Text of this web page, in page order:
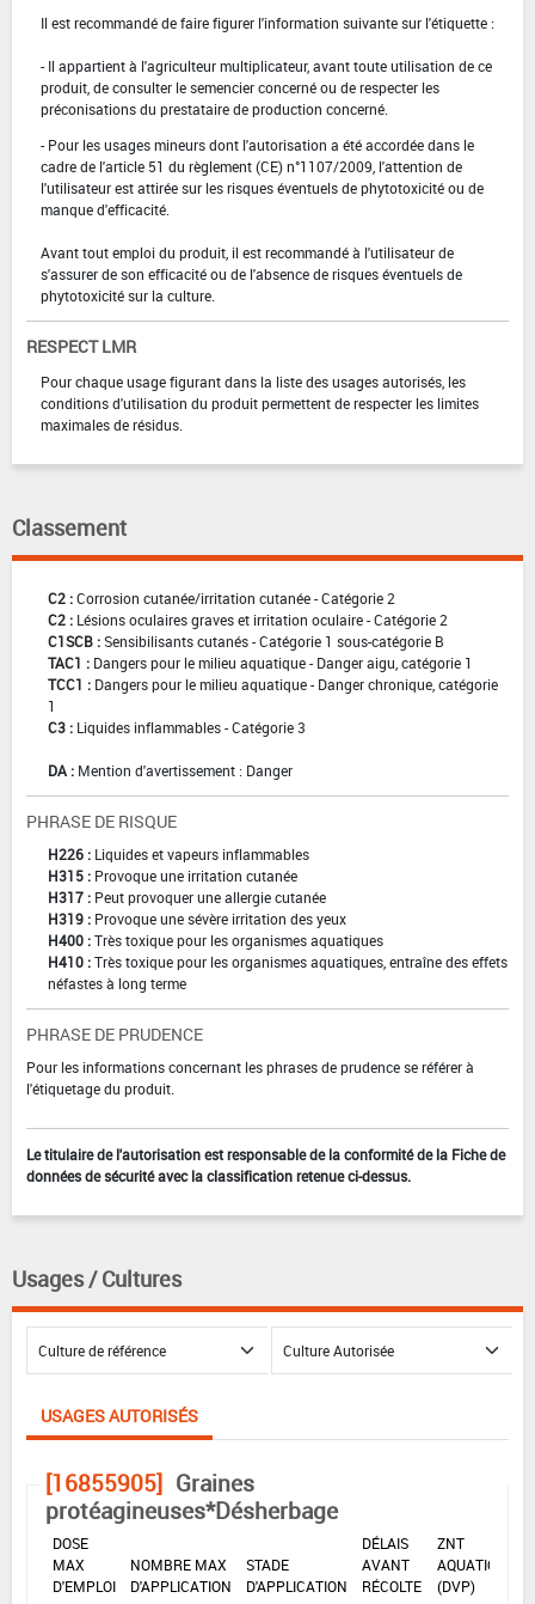
Il est recommandé de faire figurer l'information suivante sur l'étiquette :
- Il appartient à l'agriculteur multiplicateur, avant toute utilisation de ce
produit, de consulter le semencier concerné ou de respecter les
préconisations du prestataire de production concerné.
- Pour les usages mineurs dont l'autorisation a été accordée dans le
cadre de l'article 51 du règlement (CE) n°1107/2009, l'attention de
l'utilisateur est attirée sur les risques éventuels de phytotoxicité ou de
manque d'efficacité.
Avant tout emploi du produit, il est recommandé à l'utilisateur de
s'assurer de son efficacité ou de l'absence de risques éventuels de
phytotoxicité sur la culture.
RESPECT LMR
Pour chaque usage figurant dans la liste des usages autorisés, les
conditions d'utilisation du produit permettent de respecter les limites
maximales de résidus.
Classement
C2 :Corrosion cutanée/irritation cutanée - Catégorie 2
C2 : Lésions oculaires graves et irritation oculaire - Catégorie 2
C1SCB :Sensibilisants cutanés - Catégorie 1 sous-catégorie B
TAC1 : Dangers pour le milieu aquatique - Danger aigu, catégorie 1
TCC1 : Dangers pour le milieu aquatique - Danger chronique, catégorie
1
C3 : Liquides inflammables - Catégorie 3
DA : Mention d'avertissement : Danger
PHRASE DE RISQUE
H226 : Liquides et vapeurs inflammables
H315 : Provoque une irritation cutanée
H317 : Peut provoquer une allergie cutanée
H319 : Provoque une sévère irritation des yeux
H400 :Très toxique pour les organismes aquatiques
H410 :Très toxique pour les organismes aquatiques, entraîne des effets
néfastes à long terme
PHRASE DE PRUDENCE
Pour les informations concernant les phrases de prudence se référer à
l'étiquetage du produit.
Le titulaire de l'autorisation est responsable de la conformité de la Fiche de
données de sécurité avec la classification retenue ci-dessus.
Usages / Cultures
USAGES AUTORISÉS
[16855905] Graines
protéagineuses*Désherbage
DOSE
MAX
D'EMPLOI
NOMBRE MAX
D'APPLICATION
STADE
D'APPLICATION
DÉLAIS
AVANT
RÉCOLTE
ZNT
AQUATIQUE
(DVP)